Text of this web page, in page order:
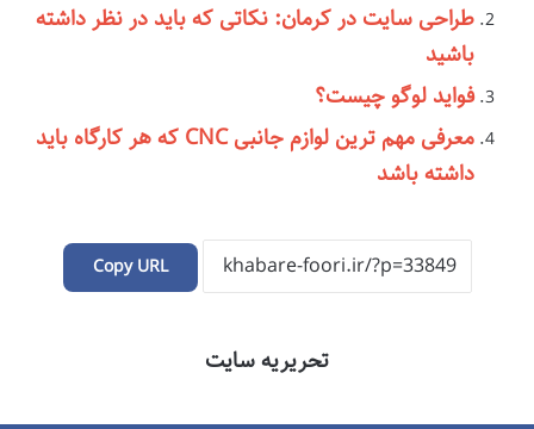
طراحی سایت در کرمان: نکاتی که باید در نظر داشته
باشید
فواید لوگو چیست؟
معرفی مهم ترین لوازم جانبی CNC که هر کارگاه باید
داشته باشد
Copy URL
تحریریه سایت